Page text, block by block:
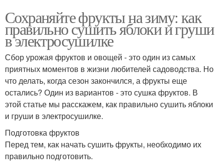
Сохраняйте фрукты на зиму: как
правильно сушить яблоки и груши
в электросушилке
Сбор урожая фруктов и овощей - это один из самых
приятных моментов в жизни любителей садоводства. Но
что делать, когда сезон закончился, а фрукты еще
остались? Один из вариантов - это сушка фруктов. В
этой статье мы расскажем, как правильно сушить яблоки
и груши в электросушилке.
Подготовка фруктов
Перед тем, как начать сушить фрукты, необходимо их
правильно подготовить.